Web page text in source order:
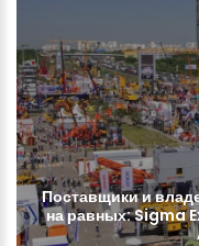
Поставщикии
наравных:Sigma